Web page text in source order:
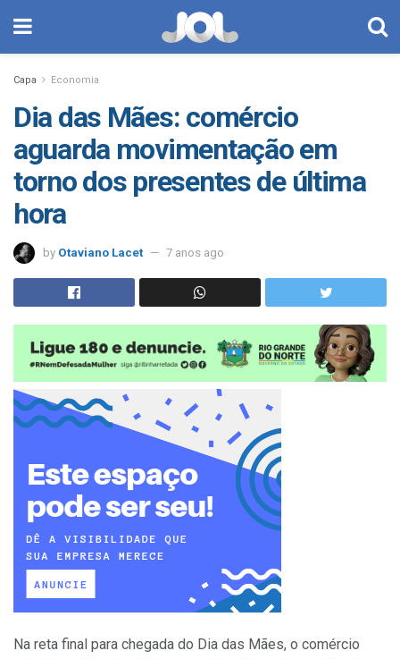
Capa Economia
Dia das Mães: comércio
aguarda movimentação em
torno dos presentes de última
hora
by Otaviano Lacet 7 anos ago
Na reta final para chegada do Dia das Mães, o comércio